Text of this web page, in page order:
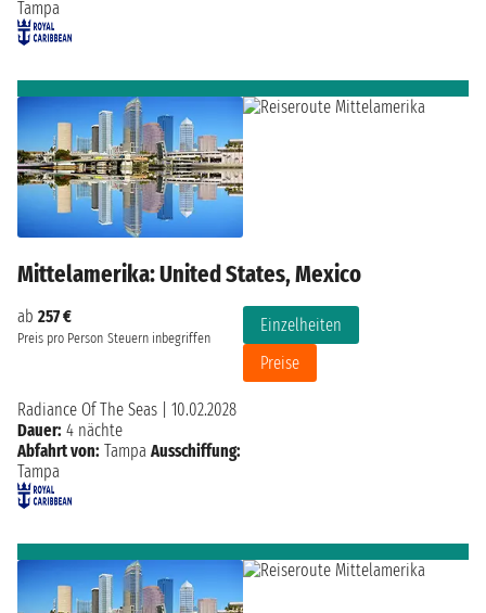
Tampa
Mittelamerika: United States, Mexico
ab 257 €
Preis pro Person Steuern inbegriffen
Einzelheiten
Preise
Radiance Of The Seas
10.02.2028
Dauer: 4 nächte
Abfahrt von: Tampa Ausschiffung:
Tampa